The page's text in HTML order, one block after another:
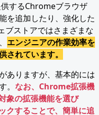
するChromeブラウザ
を追加したり、強化した
ブストアではさまざまな
エンジニアの作業効率を
されています。
ありますが、基本的には
なお、Chrome拡張機
象の拡張機能を選び
クすることで、簡単に追